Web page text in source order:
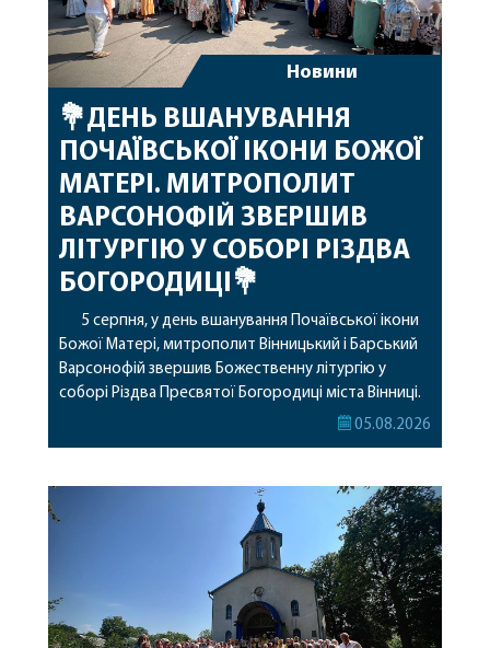
Новини
💐ДЕНЬ ВШАНУВАННЯ
ПОЧАЇВСЬКОЇ ІКОНИ БОЖОЇ
МАТЕРІ. МИТРОПОЛИТ
ВАРСОНОФІЙ ЗВЕРШИВ
ЛІТУРГІЮ У СОБОРІ РІЗДВА
БОГОРОДИЦІ💐
5 серпня, у день вшанування Почаївської ікони
Божої Матері, митрополит Вінницький і Барський
Варсонофій звершив Божественну літургію у
соборі Різдва Пресвятої Богородиці міста Вінниці.
Його Високопреосвященству співслужили
священному сані. Під час богослужіння підносилися
особливі молитви за мир в Україні, за воїнів, які
05.08.2026